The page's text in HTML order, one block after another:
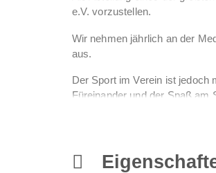
e.V. vorzustellen.
Wir nehmen jährlich an der
aus.
Der Sport im Verein ist jedoch
Füreinander und der Spaß am
Kommt gerne vorbei - wir